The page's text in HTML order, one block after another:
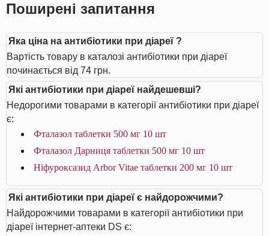
Поширені запитання
Яка ціна на антибіотики при діареї ?
Вартість товару в каталозі антибіотики при діареї
починається від 74 грн.
Які антибіотики при діареї найдешевші?
Недорогими товарами в категорії антибіотики при діареї
є:
Фталазол таблетки 500 мг 10 шт
Фталазол Дарниця таблетки 500 мг 10 шт
Ніфуроксазид Arbor Vitae таблетки 200 мг 10 шт
Які антибіотики при діареї є найдорожчими?
Найдорожчими товарами в категорії антибіотики при
діареї інтернет-аптеки DS є: